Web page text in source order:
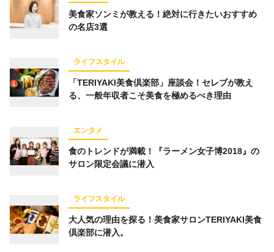
イベントレポート
仕事術 スポーツ
お金
コミュニティ オンラインサロン
キーワード一覧
美食家ソンミが教える！絶対に行きたいおすすめ
の名店3選
ライフスタイル
「TERIYAKI美食倶楽部」座談会！セレブが教え
る、一般年収者こそ美食を極めるべき理由
エンタメ
食のトレンドが満載！『ラーメン女子博2018』の
サロン限定会議に潜入
ライフスタイル
大人気の理由を探る！美食家サロンTERIYAKI美食
倶楽部に潜入。